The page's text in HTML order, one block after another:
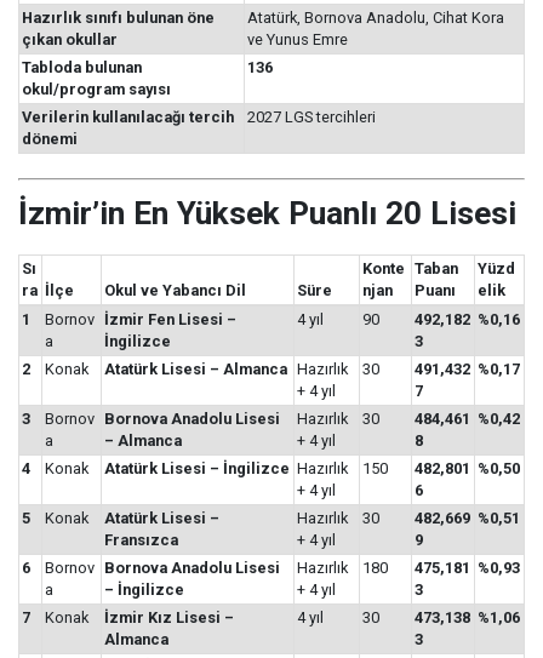
Hazırlık sınıfı bulunan öne
çıkan okullar
Atatürk, Bornova Anadolu, Cihat Kora
ve Yunus Emre
Tabloda bulunan
okul/program sayısı
136
Verilerin kullanılacağı tercih
dönemi
2027 LGS tercihleri
İzmir’in En Yüksek Puanlı 20 Lisesi
Sı
ra İlçe Okul ve Yabancı Dil Süre
Konte
njan
Taban
Puanı
Yüzd
elik
1
Bornov
a
İzmir Fen Lisesi –
İngilizce
4 yıl 90
492,182
3
%0,16
2 Konak Atatürk Lisesi – Almanca Hazırlık
+ 4 yıl
30
491,432
7
%0,17
3
Bornov
a
Bornova Anadolu Lisesi
– Almanca
Hazırlık
+ 4 yıl
30
484,461
8
%0,42
4 Konak Atatürk Lisesi – İngilizce Hazırlık
+ 4 yıl
150
482,801
6
%0,50
5 Konak
Atatürk Lisesi –
Fransızca
Hazırlık
+ 4 yıl
30
482,669
9
%0,51
6
Bornov
a
Bornova Anadolu Lisesi
– İngilizce
Hazırlık
+ 4 yıl
180
475,181
3
%0,93
7 Konak
İzmir Kız Lisesi –
Almanca
4 yıl 30
473,138
3
%1,06